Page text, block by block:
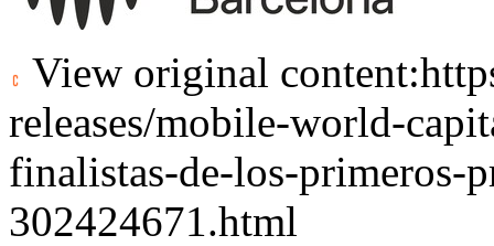
View original content:
releases/mobile-world-
finalistas-de-los-primeros-
302424671.html